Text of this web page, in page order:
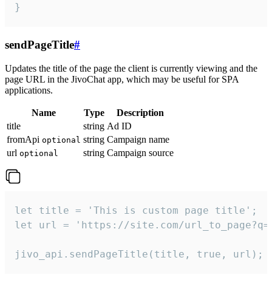
}
sendPageTitle#
Updates the title of the page the client is currently viewing and the
page URL in the JivoChat app, which may be useful for SPA
applications.
Name Type
Description
title
string Ad ID
fromApi optional string Campaign name
url optional string Campaign source
let title = 'This is custom page title';
let url = 'https://site.com/
jivo_api.sendPageTitle(title, true, url);